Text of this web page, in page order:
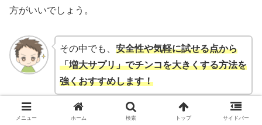
方がいいでしょう。
その中でも、 安全性や気軽に試せる点から
「増大サプリ」でチンコを大きくする方法を
強くおすすめします！
数あるペニス増大サプリの中でおすすめNo.1の商品は、
メニュー ホーム 検索 トップ サイドバー